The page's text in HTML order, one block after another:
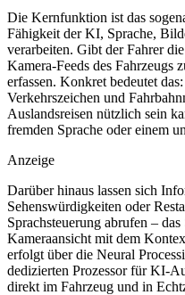
Die Kernfunktion ist das
Fähigkeit der KI, Sprache,
verarbeiten. Gibt der Fahrer
Kamera-Feeds des Fahrzeugs
erfassen. Konkret bedeutet
Verkehrszeichen und
Auslandsreisen nützlich sein
fremden Sprache oder einem
Anzeige
Darüber hinaus lassen sich
Sehenswürdigkeiten oder
Sprachsteuerung abrufen –
Kameraansicht mit dem
erfolgt über die Neural
dedizierten Prozessor für KI-
direkt im Fahrzeug und in